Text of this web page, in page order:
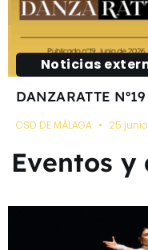
Noticias
DANZARATTE Nº19
CSD DE MÁLAGA 25
Eventos